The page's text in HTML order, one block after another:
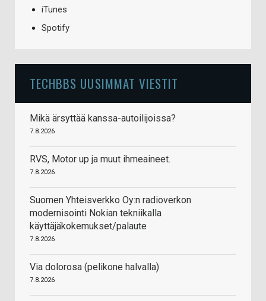
iTunes
Spotify
TECHBBS UUSIMMAT VIESTIT
Mikä ärsyttää kanssa-autoilijoissa?
7.8.2026
RVS, Motor up ja muut ihmeaineet.
7.8.2026
Suomen Yhteisverkko Oy:n radioverkon
modernisointi Nokian tekniikalla
käyttäjäkokemukset/palaute
7.8.2026
Via dolorosa (pelikone halvalla)
7.8.2026